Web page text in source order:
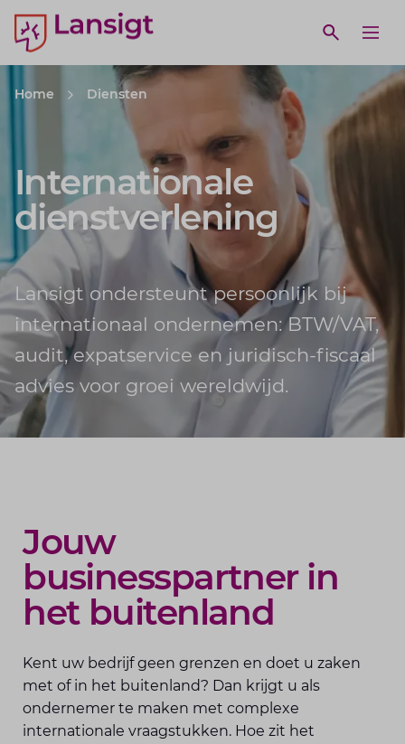
Lansigt Accountants logo
Open
search website
Home Diensten
Internationale
dienstverlening
Lansigt ondersteunt persoonlijk bij
internationaal ondernemen: BTW/VAT,
audit, expatservice en juridisch-fiscaal
advies voor groei wereldwijd.
Jouw
businesspartner in
het buitenland
Kent uw bedrijf geen grenzen en doet u zaken
met of in het buitenland? Dan krijgt u als
ondernemer te maken met complexe
internationale vraagstukken. Hoe zit het